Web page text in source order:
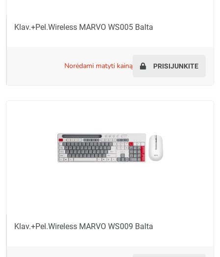
Klav.+pel.Wireless MARVO WS005 Balta
norėdami matyti kainą PRISIJUNKITE
Klav.+pel.Wireless MARVO WS009 Balta